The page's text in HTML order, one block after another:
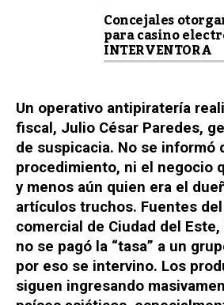
Concejales
para casino
INTERVENTORA
Un operativo antipiratería
fiscal, Julio César Paredes,
de suspicacia. No se informó
procedimiento, ni el negocio
y menos aún quien era el
artículos truchos. Fuentes
comercial de Ciudad del
no se pagó la “tasa” a un
por eso se intervino. Los
siguen ingresando